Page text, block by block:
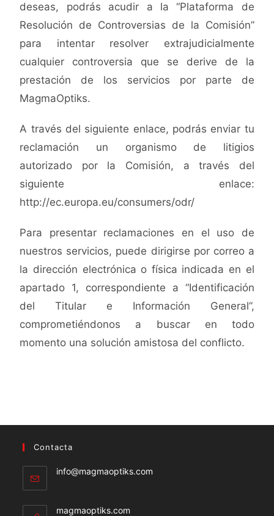
deseas, podrás acudir a la “Plataforma de
Resolución de Controversias de la Comisión”
para intentar resolver extrajudicialmente
cualquier controversia que se derive de la
prestación de los servicios por parte de
MagmaOptiks.
A través del siguiente enlace, podrás enviar tu
reclamación un organismo de litigios
autorizado por la Comisión, a través del
siguiente enlace:
http://ec.europa.eu/consumers/odr/
Para presentar reclamaciones en el uso de
nuestros servicios, puede dirigirse por correo a
la dirección electrónica o física indicada en el
apartado 1, correspondiente a “Identificación
del Titular e Información General”,
comprometiéndonos a buscar en todo
momento una solución amistosa del conflicto.
Contacta
info@magmaoptiks.com
magmaoptiks.com